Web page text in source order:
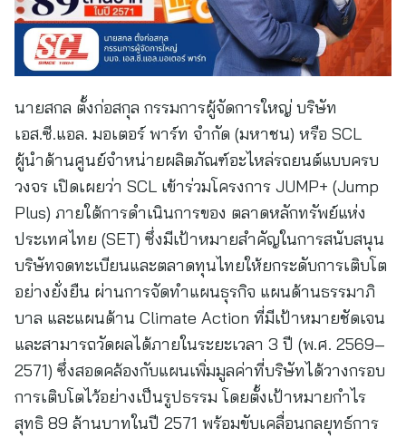
นายสกล ตั้งก่อสกุล กรรมการผู้จัดการใหญ่ บริษัท
เอส.ซี.แอล. มอเตอร์ พาร์ท จำกัด (มหาชน) หรือ SCL
ผู้นำด้านศูนย์จำหน่ายผลิตภัณฑ์อะไหล่รถยนต์แบบครบ
วงจร เปิดเผยว่า SCL เข้าร่วมโครงการ JUMP+ (Jump
Plus) ภายใต้การดำเนินการของ ตลาดหลักทรัพย์แห่ง
ประเทศไทย (SET) ซึ่งมีเป้าหมายสำคัญในการสนับสนุน
บริษัทจดทะเบียนและตลาดทุนไทยให้ยกระดับการเติบโต
อย่างยั่งยืน ผ่านการจัดทำแผนธุรกิจ แผนด้านธรรมาภิ
บาล และแผนด้าน Climate Action ที่มีเป้าหมายชัดเจน
และสามารถวัดผลได้ภายในระยะเวลา 3 ปี (พ.ศ. 2569–
2571) ซึ่งสอดคล้องกับแผนเพิ่มมูลค่าที่บริษัทได้วางกรอบ
การเติบโตไว้อย่างเป็นรูปธรรม โดยตั้งเป้าหมายกำไร
สุทธิ 89 ล้านบาทในปี 2571 พร้อมขับเคลื่อนกลยุทธ์การ